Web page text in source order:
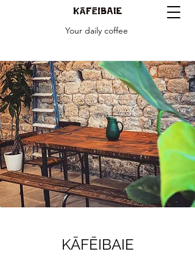
Your daily coffee
KĀFĒIBAIE